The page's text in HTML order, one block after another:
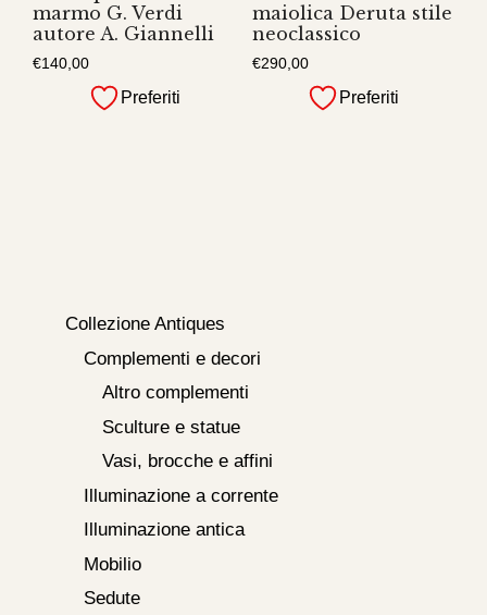
marmo G. Verdi
autore A. Giannelli
€140,00
Preferiti
maiolica Deruta stile
neoclassico
€290,00
Preferiti
Collezione Antiques
Complementi e decori
Altro complementi
Sculture e statue
Vasi, brocche e affini
Illuminazione a corrente
Illuminazione antica
Mobilio
Sedute